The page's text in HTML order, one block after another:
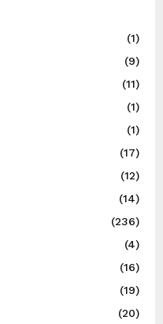
(1)
(9)
(11)
(1)
(1)
(17)
(12)
(14)
(236)
(4)
(16)
(19)
(20)